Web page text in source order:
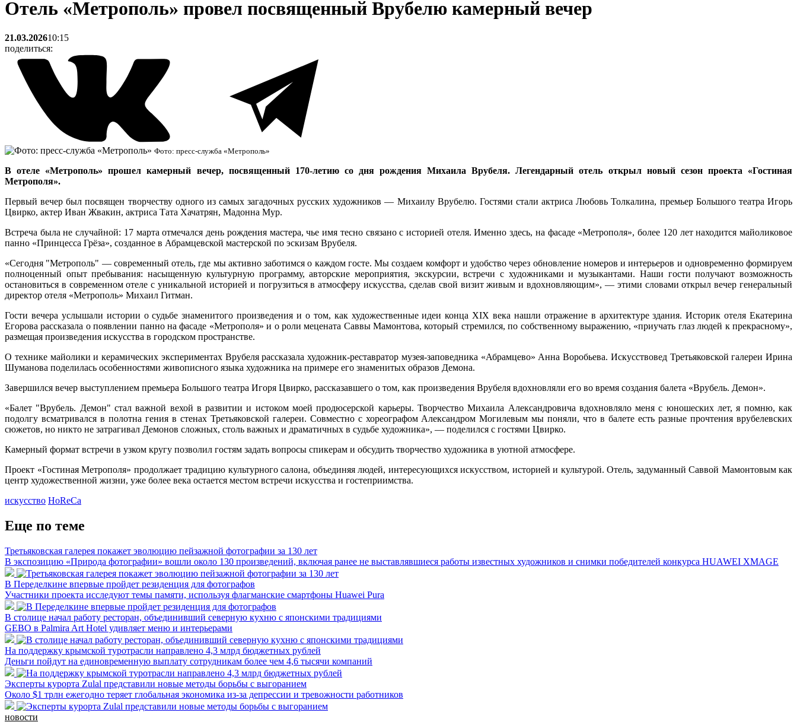
Отель «Метрополь» провел посвященный Врубелю камерный вечер
21.03.202610:15
поделиться:
Фото: пресс-служба «Метрополь»
В отеле «Метрополь» прошел камерный вечер, посвященный 170-летию со дня рождения Михаила Врубеля. Легендарный отель открыл новый сезон проекта «Гостиная
Метрополя».
Первый вечер был посвящен творчеству одного из самых загадочных русских художников — Михаилу Врубелю. Гостями стали актриса Любовь Толкалина, премьер Большого театра Игорь
Цвирко, актер Иван Жвакин, актриса Тата Хачатрян, Мадонна Мур.
Встреча была не случайной: 17 марта отмечался день рождения мастера, чье имя тесно связано с историей отеля. Именно здесь, на фасаде «Метрополя», более 120 лет находится майоликовое
панно «Принцесса Грёза», созданное в Абрамцевской мастерской по эскизам Врубеля.
«Сегодня "Метрополь" — современный отель, где мы активно заботимся о каждом госте. Мы создаем комфорт и удобство через обновление номеров и интерьеров и одновременно формируем
полноценный опыт пребывания: насыщенную культурную программу, авторские мероприятия, экскурсии, встречи с художниками и музыкантами. Наши гости получают возможность
остановиться в современном отеле с уникальной историей и погрузиться в атмосферу искусства, сделав свой визит живым и вдохновляющим», — этими словами открыл вечер генеральный
директор отеля «Метрополь» Михаил Гитман.
Гости вечера услышали истории о судьбе знаменитого произведения и о том, как художественные идеи конца XIX века нашли отражение в архитектуре здания. Историк отеля Екатерина
Егорова рассказала о появлении панно на фасаде «Метрополя» и о роли мецената Саввы Мамонтова, который стремился, по собственному выражению, «приучать глаз людей к прекрасному»,
размещая произведения искусства в городском пространстве.
О технике майолики и керамических экспериментах Врубеля рассказала художник-реставратор музея-заповедника «Абрамцево» Анна Воробьева. Искусствовед Третьяковской галереи Ирина
Шуманова поделилась особенностями живописного языка художника на примере его знаменитых образов Демона.
Завершился вечер выступлением премьера Большого театра Игоря Цвирко, рассказавшего о том, как произведения Врубеля вдохновляли его во время создания балета «Врубель. Демон».
«Балет "Врубель. Демон" стал важной вехой в развитии и истоком моей продюсерской карьеры. Творчество Михаила Александровича вдохновляло меня с юношеских лет, я помню, как
подолгу всматривался в полотна гения в стенах Третьяковской галереи. Совместно с хореографом Александром Могилевым мы поняли, что в балете есть разные прочтения врубелевских
сюжетов, но никто не затрагивал Демонов сложных, столь важных и драматичных в судьбе художника», — поделился с гостями Цвирко.
Камерный формат встречи в узком кругу позволил гостям задать вопросы спикерам и обсудить творчество художника в уютной атмосфере.
Проект «Гостиная Метрополя» продолжает традицию культурного салона, объединяя людей, интересующихся искусством, историей и культурой. Отель, задуманный Саввой Мамонтовым как
центр художественной жизни, уже более века остается местом встречи искусства и гостеприимства.
искусство HoReCa
Еще по теме
Третьяковская галерея покажет эволюцию пейзажной фотографии за 130 лет
В экспозицию «Природа фотографии» вошли около 130 произведений, включая ранее не выставлявшиеся работы известных художников и снимки победителей конкурса HUAWEI XMAGE
В Переделкине впервые пройдет резиденция для фотографов
Участники проекта исследуют темы памяти, используя флагманские смартфоны Huawei Pura
В столице начал работу ресторан, объединивший северную кухню с японскими традициями
GEBO в Palmira Art Hotel удивляет меню и интерьерами
На поддержку крымской туротрасли направлено 4,3 млрд бюджетных рублей
Деньги пойдут на единовременную выплату сотрудникам более чем 4,6 тысячи компаний
Эксперты курорта Zulal представили новые методы борьбы с выгоранием
Около $1 трлн ежегодно теряет глобальная экономика из-за депрессии и тревожности работников
новости